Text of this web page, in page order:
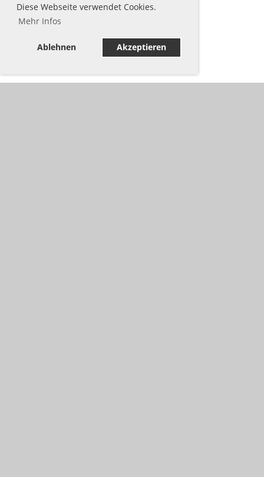
Diese Webseite verwendet Cookies.
Mehr Infos
Ablehnen Akzeptieren